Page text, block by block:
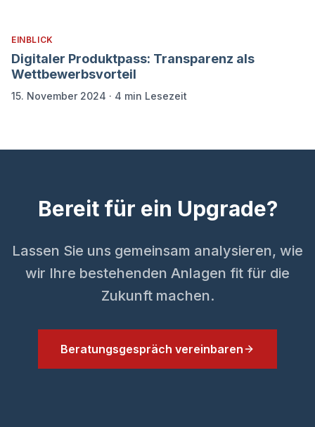
EINBLICK
Digitaler Produktpass: Transparenz als
Wettbewerbsvorteil
15. November 2024 · 4 min Lesezeit
Bereit für ein Upgrade?
Lassen Sie uns gemeinsam analysieren, wie
wir Ihre bestehenden Anlagen fit für die
Zukunft machen.
Beratungsgespräch vereinbaren